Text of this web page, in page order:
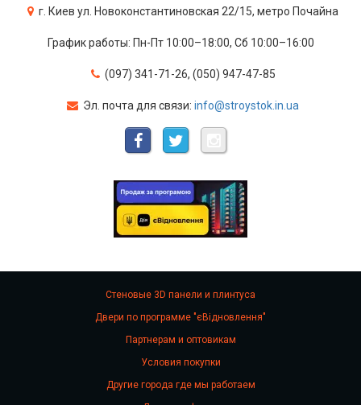
г. Киев ул. Новоконстантиновская 22/15, метро Почайна
График работы: Пн-Пт 10:00–18:00, Сб 10:00–16:00
(097) 341-71-26, (050) 947-47-85
Эл. почта для связи: info@stroystok.in.ua
Стеновые 3D панели и плинтуса
Двери по программе "єВідновлення"
Партнерам и оптовикам
Условия покупки
Другие города где мы работаем